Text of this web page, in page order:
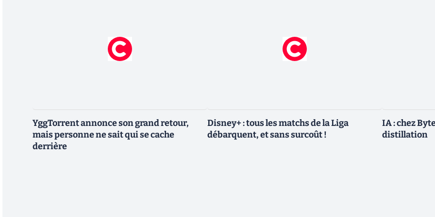
YggTorrent annonce son grand retour,
mais personne ne sait qui se cache
derrière
Disney+ : tous les matchs de la Liga
débarquent, et sans surcoût !
IA : chez
distillation